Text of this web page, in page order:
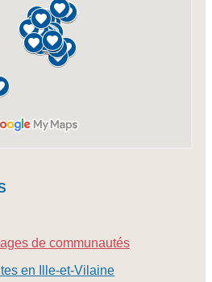
de communautés
en Ille-et-Vilaine